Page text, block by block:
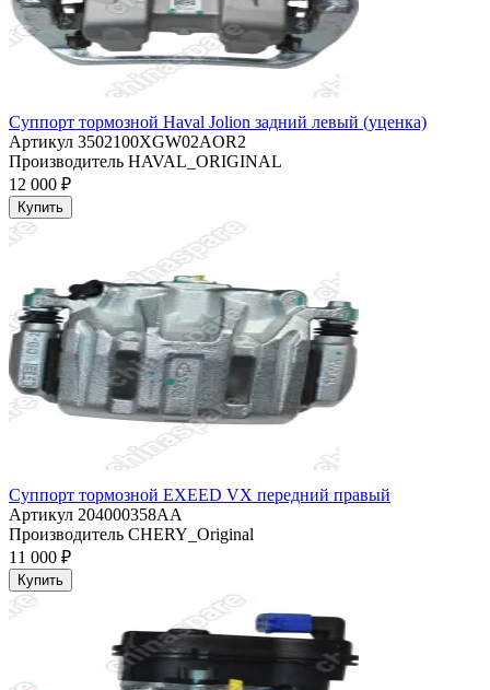
Суппорт тормозной Haval Jolion задний левый (уценка)
Артикул 3502100XGW02AOR2
Производитель HAVAL_ORIGINAL
12 000 ₽
Купить
Суппорт тормозной EXEED VX передний правый
Артикул 204000358AA
Производитель CHERY_Original
11 000 ₽
Купить